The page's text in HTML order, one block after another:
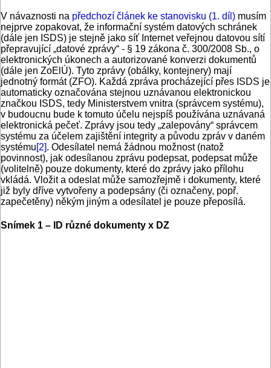
V návaznosti na předchozí článek ke stanovisku (1. díl) musím
nejprve zopakovat, že informační systém datových schránek
(dále jen ISDS) je stejně jako síť Internet veřejnou datovou sítí
přepravující „datové zprávy“ - § 19 zákona č. 300/2008 Sb., o
elektronických úkonech a autorizované konverzi dokumentů
(dále jen ZoElÚ). Tyto zprávy (obálky, kontejnery) mají
jednotný formát (ZFO). Každá zpráva procházející přes ISDS je
automaticky označována stejnou uznávanou elektronickou
značkou ISDS, tedy Ministerstvem vnitra (správcem systému),
v budoucnu bude k tomuto účelu nejspíš používána uznávaná
elektronická pečeť. Zprávy jsou tedy „zalepovány“ správcem
systému za účelem zajištění integrity a původu zpráv v daném
systému[2]. Odesílatel nemá žádnou možnost (natož
povinnost), jak odesílanou zprávu podepsat, podepsat může
(volitelně) pouze dokumenty, které do zprávy jako přílohu
vkládá. Vložit a odeslat může samozřejmě i dokumenty, které
již byly dříve vytvořeny a podepsány (či označeny, popř.
zapečetěny) někým jiným a odesílatel je pouze přeposílá.
Snímek 1 – ID různé dokumenty x DZ